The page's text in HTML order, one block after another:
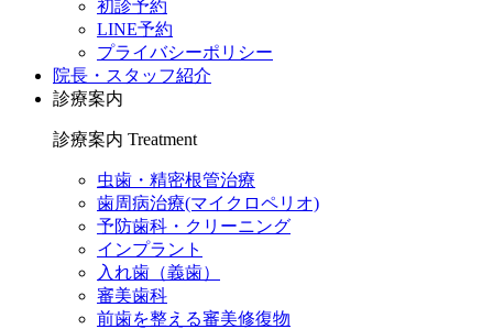
初診予約
LINE予約
プライバシーポリシー
院長・スタッフ紹介
診療案内
診療案内 Treatment
虫歯・精密根管治療
歯周病治療(マイクロペリオ)
予防歯科・クリーニング
インプラント
入れ歯（義歯）
審美歯科
前歯を整える審美修復物